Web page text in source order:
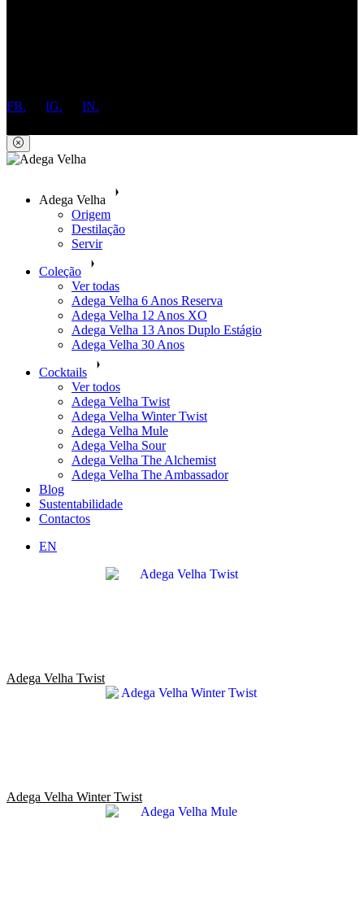
FB. IG. IN.
Adega Velha
Origem
Destilação
Servir
Coleção
Ver todas
Adega Velha 6 Anos Reserva
Adega Velha 12 Anos XO
Adega Velha 13 Anos Duplo Estágio
Adega Velha 30 Anos
Cocktails
Ver todos
Adega Velha Twist
Adega Velha Winter Twist
Adega Velha Mule
Adega Velha Sour
Adega Velha The Alchemist
Adega Velha The Ambassador
Blog
Sustentabilidade
Contactos
EN
Adega Velha Twist
Adega Velha Winter Twist